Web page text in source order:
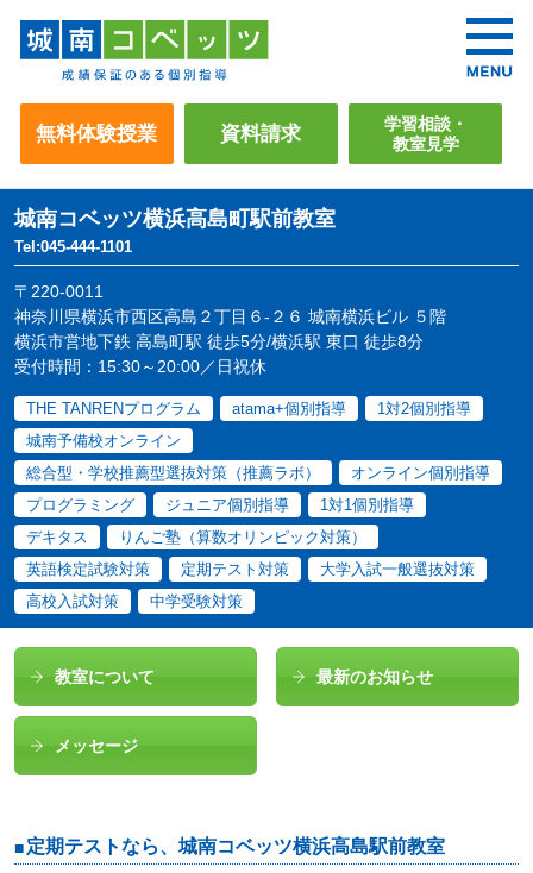
無料体験授業 資料請求
学習相談・
教室見学
城南コベッツ横浜高島町駅前教室
Tel:045-444-1101
〒220-0011
神奈川県横浜市西区高島２丁目６-２６ 城南横浜ビル ５階
横浜市営地下鉄 高島町駅 徒歩5分/横浜駅 東口 徒歩8分
受付時間：15:30～20:00／日祝休
THE TANRENプログラム atama+個別指導
1対2個別指導
城南予備校オンライン
総合型・学校推薦型選抜対策（推薦ラボ）
オンライン個別指導
プログラミング
ジュニア個別指導
1対1個別指導
デキタス
りんご塾（算数オリンピック対策）
英語検定試験対策
定期テスト対策
大学入試一般選抜対策
高校入試対策
中学受験対策
教室について 最新のお知らせ
メッセージ
定期テストなら、城南コベッツ横浜高島駅前教室